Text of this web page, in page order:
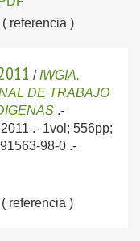
referencia )
/ IWGIA.
DE TRABAJO
.-
.- 1vol; 556pp;
98-0 .-
referencia )